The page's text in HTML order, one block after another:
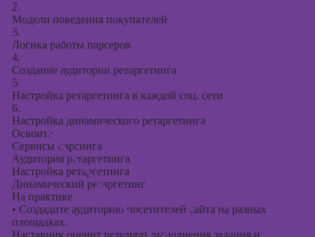
2.
Модели поведения покупателей
3.
Логика работы парсеров
4.
Создание аудитории ретаргетинга
5.
Настройка ретаргетинга в каждой соц. сети
6.
Настройка динамического ретаргетинга
Освоите
Сервисы парсинга
Аудитория ретаргетинга
Настройка ретаргетинга
Динамический ретаргетинг
На практике
• Создадите аудиторию посетителей сайта на разных
площадках.
Наставник оценит результат выполнения задания и